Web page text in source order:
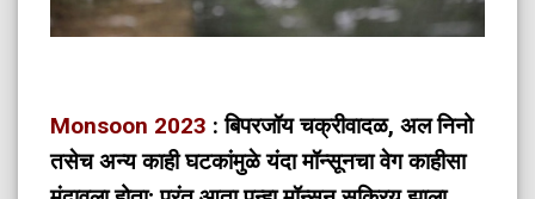
Monsoon 2023 : बिपरजॉय चक्रीवादळ, अल निनो
तसेच अन्य काही घटकांमुळे यंदा मॉन्सूनचा वेग काहीसा